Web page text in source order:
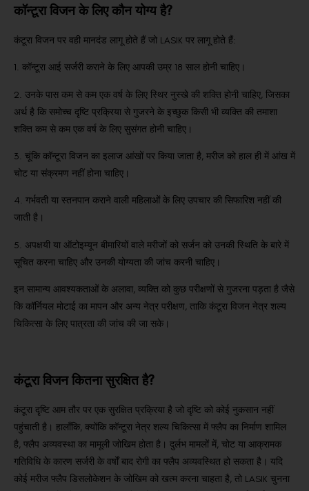
कॉन्टूरा विजन के लिए कौन योग्य है?
कंटूरा विजन पर वही मानदंड लागू होते हैं जो LASIK पर लागू होते हैं:
1. कॉन्टूरा आई सर्जरी कराने के लिए आपकी उम्र 18 साल होनी चाहिए।
2. उनके पास कम से कम एक वर्ष के लिए स्थिर नुस्खे की शक्ति होनी चाहिए, जिसका
अर्थ है कि समोच्च दृष्टि प्रक्रिया से गुजरने के इच्छुक किसी भी व्यक्ति की तमाशा
शक्ति कम से कम एक वर्ष के लिए सुसंगत होनी चाहिए।
3. चूंकि कॉन्टूरा विजन का इलाज आंखों पर किया जाता है, मरीज को हाल ही में आंख में
चोट या संक्रमण नहीं होना चाहिए।
4. गर्भवती या स्तनपान कराने वाली महिलाओं के लिए उपचार की सिफारिश नहीं की
जाती है।
5. अपक्षयी या ऑटोइम्यून बीमारियों वाले मरीजों को सर्जन को उनकी स्थिति के बारे में
सूचित करना चाहिए और उनकी योग्यता की जांच करनी चाहिए।
इन सामान्य आवश्यकताओं के अलावा, व्यक्ति को कुछ परीक्षणों से गुजरना पड़ता है जैसे
कि कॉर्नियल मोटाई का मापन और अन्य नेत्र परीक्षण, ताकि कंटूरा विजन नेत्र शल्य
चिकित्सा के लिए पात्रता की जांच की जा सके।
कंटूरा विजन कितना सुरक्षित है?
कंटूरा दृष्टि आम तौर पर एक सुरक्षित प्रक्रिया है जो दृष्टि को कोई नुकसान नहीं
पहुंचाती है। हालाँकि, क्योंकि कॉन्टूरा नेत्र शल्य चिकित्सा में फ्लैप का निर्माण शामिल
है, फ्लैप अव्यवस्था का मामूली जोखिम होता है। दुर्लभ मामलों में, चोट या आक्रामक
गतिविधि के कारण सर्जरी के वर्षों बाद रोगी का फ्लैप अव्यवस्थित हो सकता है। यदि
कोई मरीज फ्लैप डिसलोकेशन के जोखिम को खत्म करना चाहता है, तो LASIK चुनना